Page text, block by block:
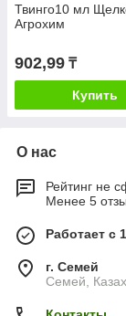
Твинго10 мл
Агрохим
902,99 ₸
Купить
О нас
Рейтинг не
Менее 5
Работает с
г. Семей
Семей,